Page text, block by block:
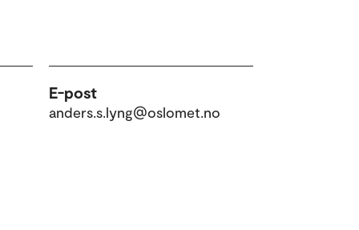
E-post
anders.s.lyng@oslomet.no